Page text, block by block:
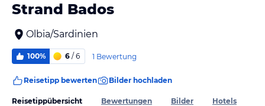
Strand Bados
Olbia/Sardinien
100% 6 / 6 1 Bewertung
Reisetipp bewerten Bilder hochladen
Reisetippübersicht Bewertungen Bilder Hotels